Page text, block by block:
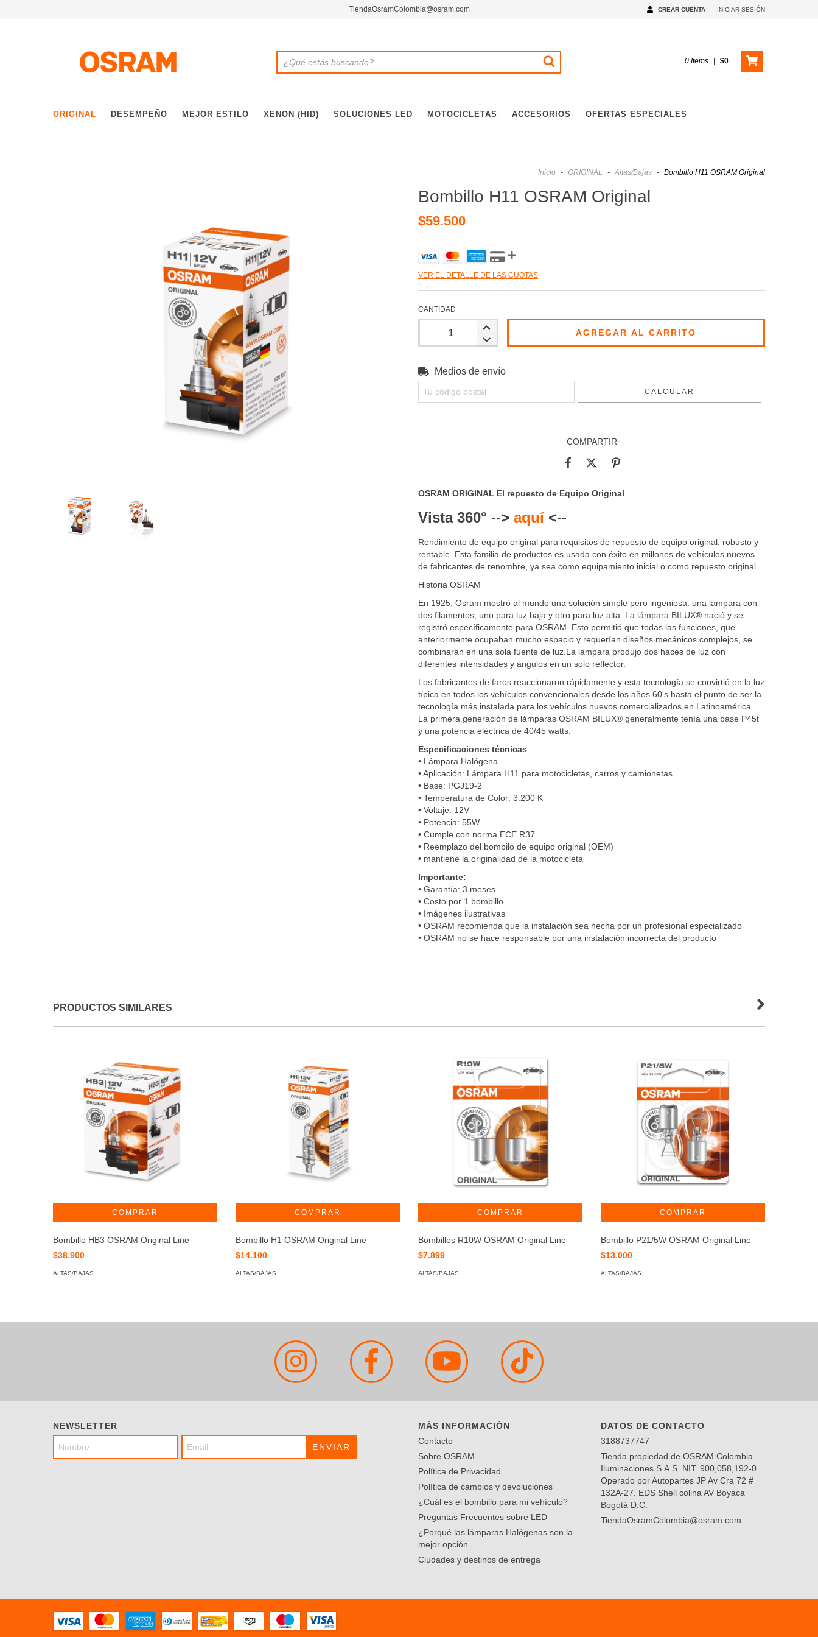
TiendaOsramColombia@osram.com CREAR CUENTA - INICIAR SESIÓN
0Items | $0
ORIGINAL DESEMPEÑO MEJOR ESTILO XENON (HID) SOLUCIONES LED MOTOCICLETAS ACCESORIOS OFERTAS ESPECIALES
Inicio - ORIGINAL - Altas/Bajas - Bombillo H11 OSRAM Original
Bombillo H11 OSRAM Original
$59.500
VER EL DETALLE DE LAS CUOTAS
CANTIDAD
Entregas para el CP:
Medios de envío
CALCULAR
COMPARTIR
OSRAM ORIGINAL El repuesto de Equipo Original
Vista 360° --> aquí<--
Rendimiento de equipo original para requisitos de repuesto de equipo original, robusto y
rentable. Esta familia de productos es usada con éxito en millones de vehículos nuevos
de fabricantes de renombre, ya sea como equipamiento inicial o como repuesto original.
Historia OSRAM
En 1925, Osram mostró al mundo una solución simple pero ingeniosa: una lámpara con
dos filamentos, uno para luz baja y otro para luz alta. La lámpara BILUX® nació y se
registró específicamente para OSRAM. Esto permitió que todas las funciones, que
anteriormente ocupaban mucho espacio y requerían diseños mecánicos complejos, se
combinaran en una sola fuente de luz.La lámpara produjo dos haces de luz con
diferentes intensidades y ángulos en un solo reflector.
Los fabricantes de faros reaccionaron rápidamente y esta tecnología se convirtió en la luz
típica en todos los vehículos convencionales desde los años 60's hasta el punto de ser la
tecnología más instalada para los vehículos nuevos comercializados en Latinoamérica.
La primera generación de lámparas OSRAM BILUX® generalmente tenía una base P45t
y una potencia eléctrica de 40/45 watts.
Especificaciones técnicas
• Lámpara Halógena
• Aplicación: Lámpara H11 para motocicletas, carros y camionetas
• Base: PGJ19-2
• Temperatura de Color: 3.200 K
• Voltaje: 12V
• Potencia: 55W
• Cumple con norma ECE R37
• Reemplazo del bombilo de equipo original (OEM)
• mantiene la originalidad de la motocicleta
Importante:
• Garantía: 3 meses
• Costo por 1 bombillo
• Imágenes ilustrativas
• OSRAM recomienda que la instalación sea hecha por un profesional especializado
• OSRAM no se hace responsable por una instalación incorrecta del producto
PRODUCTOS SIMILARES
Bombillo HB3 OSRAM Original Line
$38.900
ALTAS/BAJAS
Bombillo H1 OSRAM Original Line
$14.100
ALTAS/BAJAS
Bombillos R10W OSRAM Original Line
$7.899
ALTAS/BAJAS
Bombillo P21/5W OSRAM Original Line
$13.000
ALTAS/BAJAS
NEWSLETTER
MÁS INFORMACIÓN
Contacto
Sobre OSRAM
Política de Privacidad
Política de cambios y devoluciones
¿Cuál es el bombillo para mi vehículo?
Preguntas Frecuentes sobre LED
¿Porqué las lámparas Halógenas son la
mejor opción
Ciudades y destinos de entrega
DATOS DE CONTACTO
3188737747
Tienda propiedad de OSRAM Colombia
Iluminaciones S.A.S. NIT. 900,058,192-0
Operado por Autopartes JP Av Cra 72 #
132A-27. EDS Shell colina AV Boyaca
Bogotá D.C.
TiendaOsramColombia@osram.com